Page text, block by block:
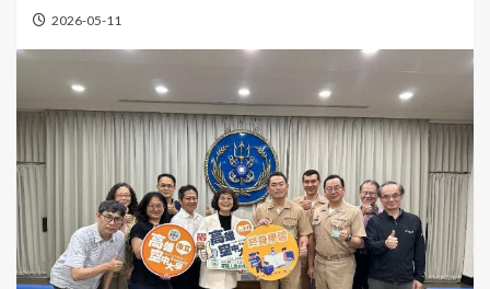
2026-05-11